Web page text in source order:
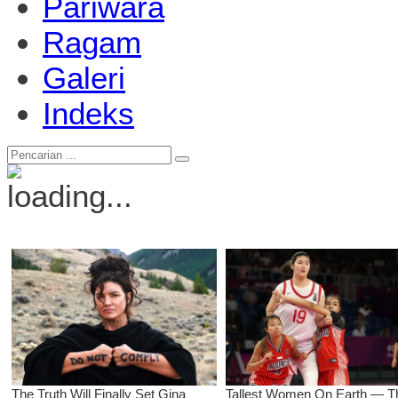
Ragam
Galeri
Indeks